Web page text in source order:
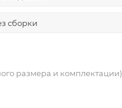
размера и комплектации)